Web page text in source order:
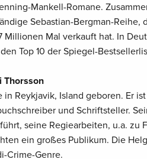
Mankell-Romane.
Sebastian-Bergman-
Millionen Mal verkauft hat. In
Top 10 der Spiegel-
Thorsson
in Reykjavik, Island geboren. Er
und Schriftsteller.
seine Regiearbeiten, u.a. zu
ein großes Publikum. Die
Crime-Genre.